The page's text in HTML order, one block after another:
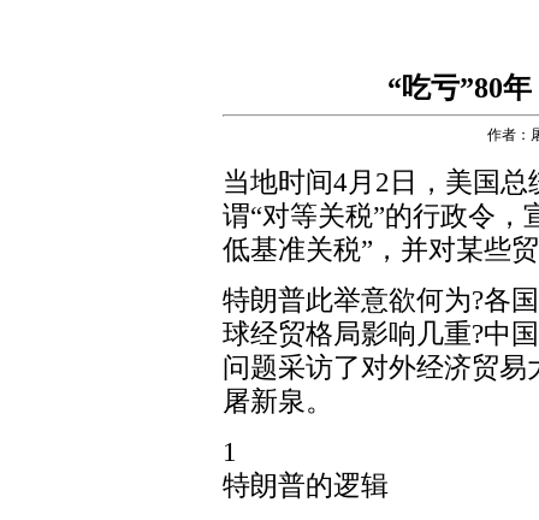
“吃亏”80
作者：
当地时间4月2日，美国
谓“对等关税”的行政令，
低基准关税”，并对某些
特朗普此举意欲何为?各
球经贸格局影响几重?中
问题采访了对外经济贸
屠新泉。
1
特朗普的逻辑